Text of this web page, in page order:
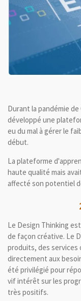
Durant la pandémie
développé une
eu du mal à gérer le
début.
La plateforme
haute qualité mais
affecté son potentiel
Le Design Thinking
de façon créative. Le
produits, des services
directement aux
été privilégié pour
vif intérêt sur les
très positifs.